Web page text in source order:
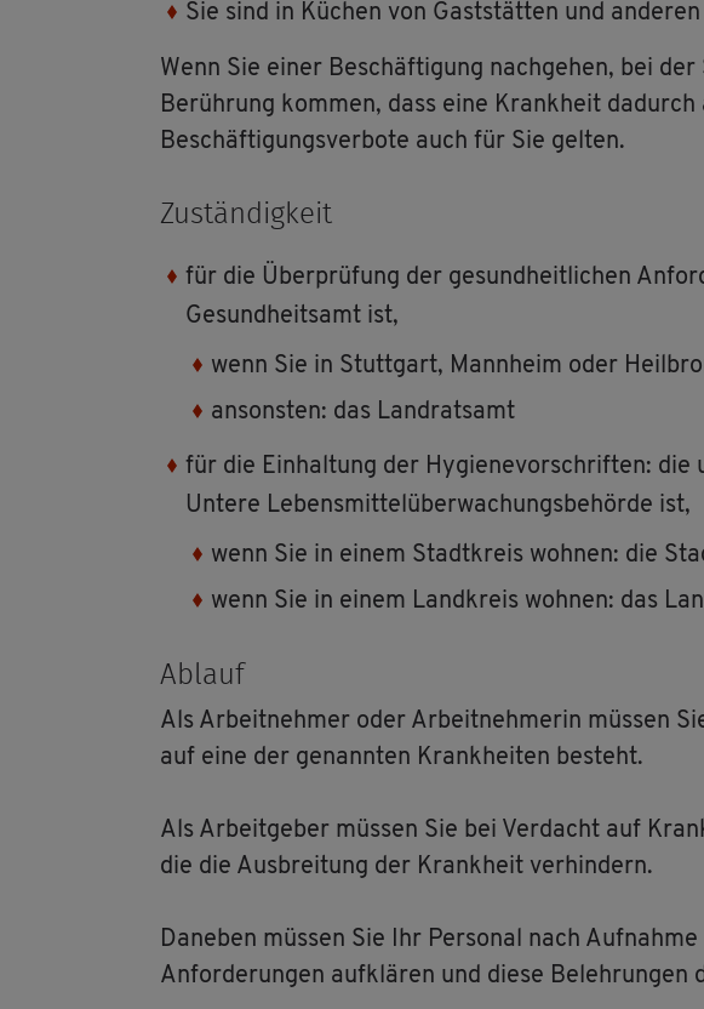
Sie sind in Kü­chen von Gast­stät­ten und
Wenn Sie einer Be­schäf­ti­gung nach­ge­hen, bei
Be­rüh­rung kom­men, dass eine Krank­heit
Be­schäf­ti­gungs­ver­bo­te auch für Sie gel­ten.
Zu­stän­dig­keit
für die Über­prü­fung der ge­sund­heit­li­chen
Ge­sund­heits­amt ist,
wenn Sie in Stutt­gart, Mann­heim oder
an­sons­ten: das Land­rats­amt
für die Ein­hal­tung der Hy­gie­ne­vor­schrif­ten: die
Un­te­re Le­bens­mit­tel­über­wa­chungs­be­hör­de ist,
wenn Sie in einem Stadt­kreis woh­nen: die
wenn Sie in einem Land­kreis woh­nen: das
Ab­lauf
Als Ar­beit­neh­mer oder Ar­beit­neh­me­rin müs­sen
auf eine der ge­nann­ten Krank­hei­ten be­steht.
Als Ar­beit­ge­ber müs­sen Sie bei Ver­dacht auf
die die Aus­brei­tung der Krank­heit ver­hin­dern.
Da­ne­ben müs­sen Sie Ihr Per­so­nal nach
An­for­de­run­gen auf­klä­ren und diese Be­leh­run­gen